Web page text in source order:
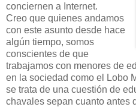
conciernen a Internet.
Creo que quienes andamos
con este asunto desde hace
algún tiempo, somos
conscientes de que
trabajamos con menores de
en la sociedad como el Lobo
se trata de una cuestión de
chavales sepan cuanto antes